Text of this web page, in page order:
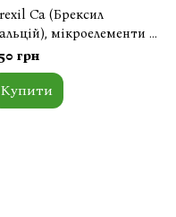
Ca (Брексил
мікроелементи в
формі, 1 кг,
грн
Купити